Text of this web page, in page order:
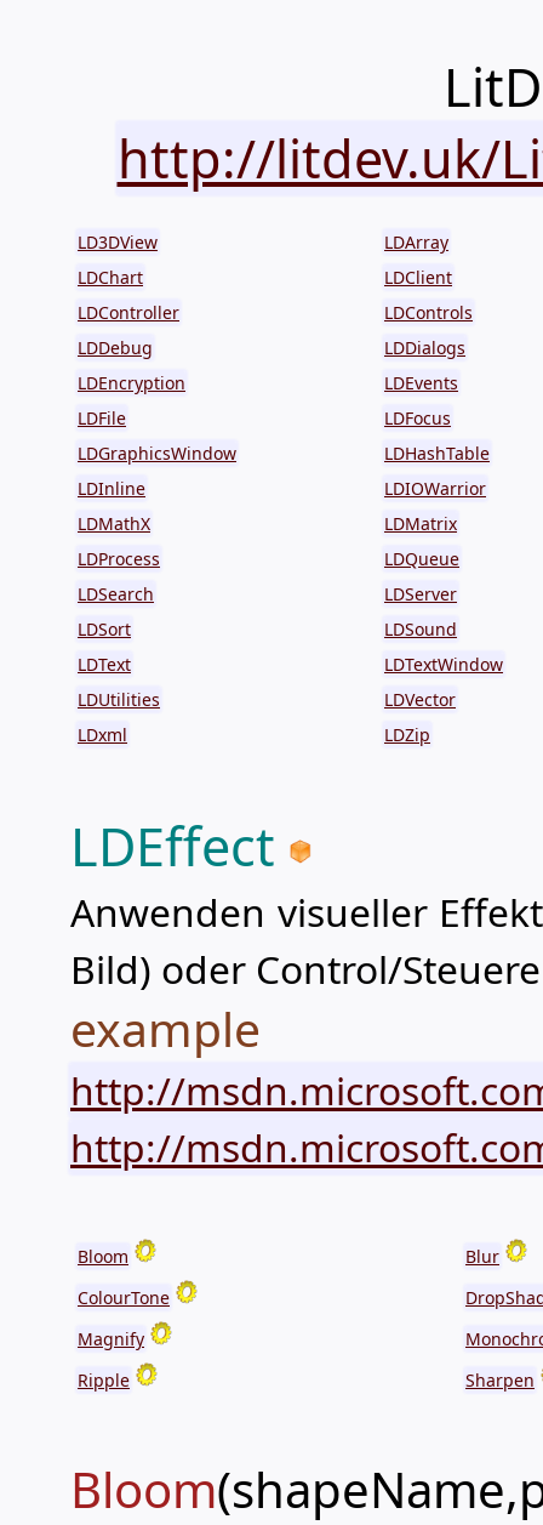
http://litdev.uk/
LD3DView
LDArray
LDChart
LDClient
LDController
LDControls
LDDebug
LDDialogs
LDEncryption
LDEvents
LDFile
LDFocus
LDGraphicsWindow
LDHashTable
LDInline
LDIOWarrior
LDMathX
LDMatrix
LDProcess
LDQueue
LDSearch
LDServer
LDSort
LDSound
LDText
LDTextWindow
LDUtilities
LDVector
LDxml
LDZip
LDEffect
Anwenden visueller
Bild) oder Control/
example
http://
http://
Bloom
Blur
ColourTone
Magnify
Ripple
Sharpen
Bloom